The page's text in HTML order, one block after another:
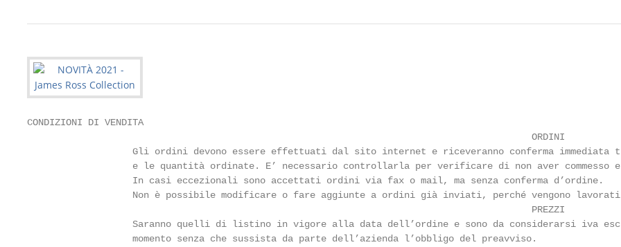
CONDIZIONI DI VENDITA
                                                                                           ORDINI
Gli ordini devono essere effettuati dal sito internet e riceveranno conferma immediata
e le quantità ordinate. E’ necessario controllarla per verificare di non aver commesso
                   In casi eccezionali sono accettati ordini via fax o mail, ma senza conferma d’ordine.
Non è possibile modificare o fare aggiunte a ordini già inviati, perché vengono lavorati
                                                                                           PREZZI
Saranno quelli di listino in vigore alla data dell’ordine e sono da considerarsi iva
                   momento senza che sussista da parte dell’azienda l’obbligo del preavviso.